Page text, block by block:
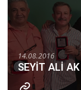
14.08.2016
SEYİT ALİ